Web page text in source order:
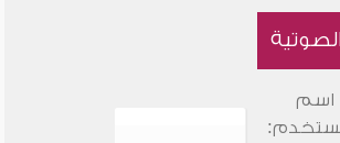
اسم